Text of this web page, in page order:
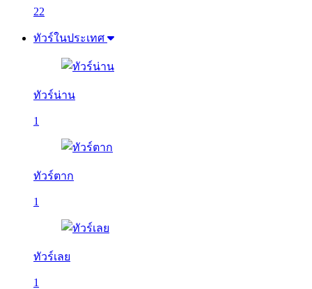
22
ทัวร์ในประเทศ
ทัวร์น่าน
1
ทัวร์ตาก
1
ทัวร์เลย
1